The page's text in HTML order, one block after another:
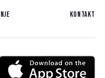
Kontakt